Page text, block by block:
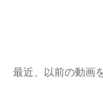
最近、以前の動画